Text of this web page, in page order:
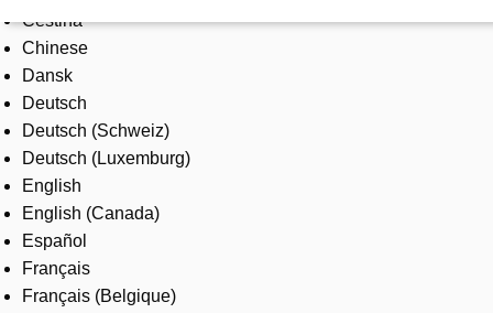
Products & Solutions
Industries
Services
About us
Where to buy
Contact us
Careers
Čeština
Chinese
Dansk
Deutsch
Deutsch (Schweiz)
Deutsch (Luxemburg)
English
English (Canada)
Español
Français
Français (Belgique)